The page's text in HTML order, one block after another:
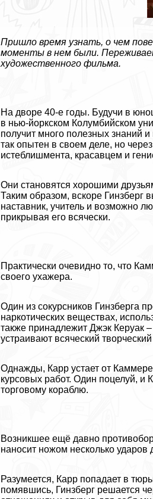
Пришло время узнать, о чем
моменты в нем были.
художественного фильма.
На дворе 40-е годы. Будучи в
в нью-йоркском Колумбийском
получит много полезных знаний
так опытен в своем деле, но
истeблишмента, красавцем и
Они становятся хорошими
Таким образом, вскоре Гинзберг
наставник, учитель и возможно
прикрывая его всячески.
Пpaктически очевидно то, что
своего ухажера.
Один из сокурсников Гинзберга
наркотических веществах,
также принадлежит Джэк Керуак
устраивают всяческий
Однажды, Карр устает от
курсовых работ. Один поцелуй,
торговому кораблю.
Возникшее ещё давно
наносит ножом несколько ударов
Разумеется, Карр попадает в
помявшись, Гинзберг решается